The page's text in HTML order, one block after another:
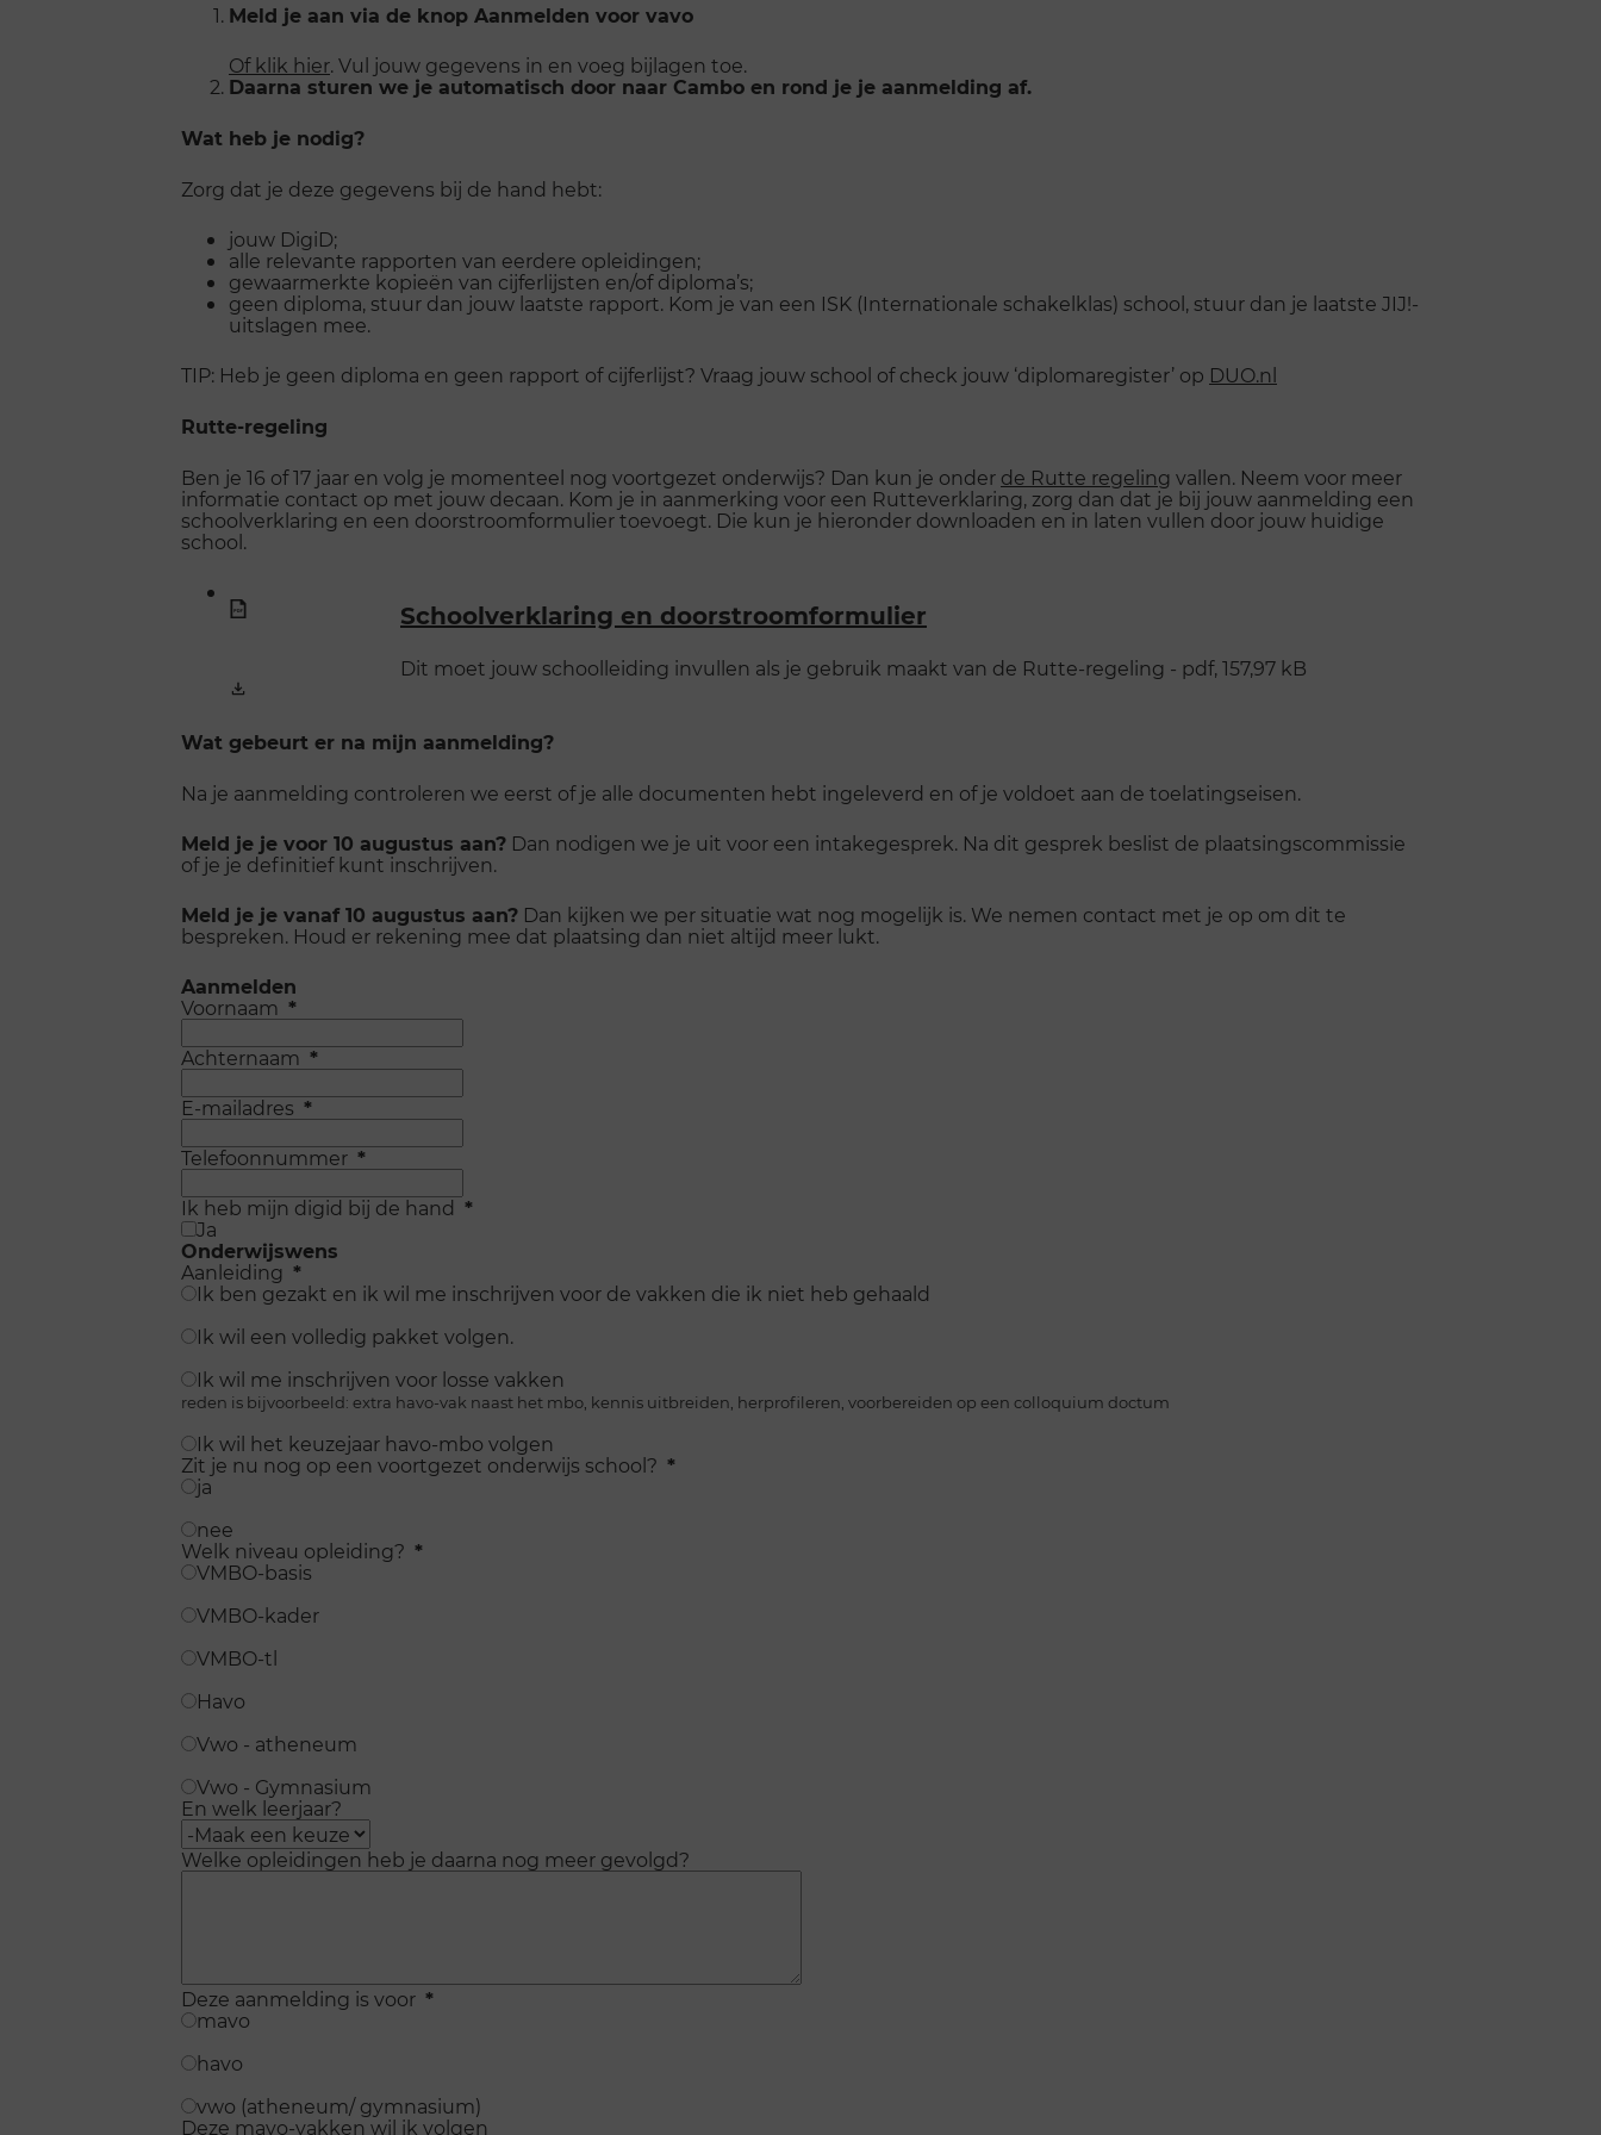
Meld je aan via de knop Aanmelden voor vavo
Of klik hier. Vul jouw gegevens in en voeg bijlagen toe.
Daarna sturen we je automatisch door naar Cambo en rond je je aanmelding af.
Wat heb je nodig?
Zorg dat je deze gegevens bij de hand hebt:
jouw DigiD;
alle relevante rapporten van eerdere opleidingen;
gewaarmerkte kopieën van cijferlijsten en/of diploma’s;
geen diploma, stuur dan jouw laatste rapport. Kom je van een ISK (Internationale schakelklas) school, stuur dan je laatste JIJ!-
uitslagen mee.
TIP: Heb je geen diploma en geen rapport of cijferlijst? Vraag jouw school of check jouw ‘diplomaregister’ op DUO.nl
Rutte-regeling
Ben je 16 of 17 jaar en volg je momenteel nog voortgezet onderwijs? Dan kun je onder de Rutte regeling vallen. Neem voor meer
informatie contact op met jouw decaan. Kom je in aanmerking voor een Rutteverklaring, zorg dan dat je bij jouw aanmelding een
schoolverklaring en een doorstroomformulier toevoegt. Die kun je hieronder downloaden en in laten vullen door jouw huidige
school.
Schoolverklaring en doorstroomformulier
Dit moet jouw schoolleiding invullen als je gebruik maakt van de Rutte-regeling - pdf, 157,97 kB
Wat gebeurt er na mijn aanmelding?
Na je aanmelding controleren we eerst of je alle documenten hebt ingeleverd en of je voldoet aan de toelatingseisen.
Meld je je voor 10 augustus aan? Dan nodigen we je uit voor een intakegesprek. Na dit gesprek beslist de plaatsingscommissie
of je je definitief kunt inschrijven.
Meld je je vanaf 10 augustus aan? Dan kijken we per situatie wat nog mogelijk is. We nemen contact met je op om dit te
bespreken. Houd er rekening mee dat plaatsing dan niet altijd meer lukt.
Aanmelden
Voornaam *
Achternaam *
E-mailadres *
Telefoonnummer *
Ik heb mijn digid bij de hand *
Ja
Onderwijswens
Aanleiding *
Ik ben gezakt en ik wil me inschrijven voor de vakken die ik niet heb gehaald
Ik wil een volledig pakket volgen.
Ik wil me inschrijven voor losse vakken
reden is bijvoorbeeld: extra havo-vak naast het mbo, kennis uitbreiden, herprofileren, voorbereiden op een colloquium doctum
Ik wil het keuzejaar havo-mbo volgen
Zit je nu nog op een voortgezet onderwijs school? *
ja
nee
Welk niveau opleiding? *
VMBO-basis
VMBO-kader
VMBO-tl
Havo
Vwo - atheneum
Vwo - Gymnasium
En welk leerjaar?
Welke opleidingen heb je daarna nog meer gevolgd?
Deze aanmelding is voor *
mavo
havo
vwo (atheneum/ gymnasium)
Deze mavo-vakken wil ik volgen